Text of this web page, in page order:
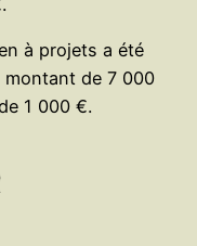
à projets a été
montant de 7 000
1 000 €.